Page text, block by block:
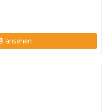
ansehen